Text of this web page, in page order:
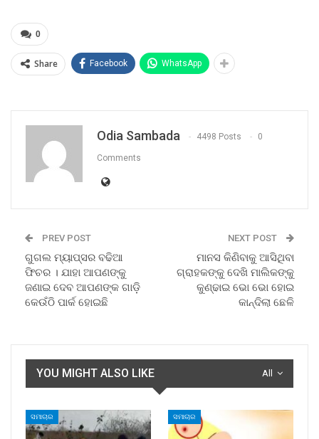
0
Share Facebook WhatsApp
Odia Sambada 4498 Posts 0
Comments
PREV POST
ଗୁଗଲ ମ୍ୟାପ୍ସର ବଢିଆ
ଫିଚର । ଯାହା ଆପଣଙ୍କୁ
ଜଣାଇ ଦେବ ଆପଣଙ୍କ ଗାଡ଼ି
କେଉଁଠି ପାର୍କ ହୋଇଛି
NEXT POST
ମାନସ କିଣିବାକୁ ଆସିଥିବା
ଗ୍ରାହକଙ୍କୁ ଦେଖି ମାଲିକଙ୍କୁ
କୁଣ୍ଢାଇ ଭୋ ଭୋ ହୋଇ
କାନ୍ଦିଲା ଛେଳି
All
YOU MIGHT ALSO LIKE
ସମାଚାର ସମାଚାର